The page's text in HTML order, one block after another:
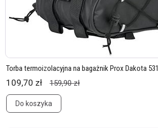
Torba termoizolacyjna na bagażnik Prox Dakota 531
109,70 zł 159,90 zł
Do koszyka